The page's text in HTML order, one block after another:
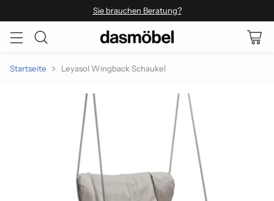
Sie brauchen Beratung?
Startseite Leyasol Wingback Schaukel